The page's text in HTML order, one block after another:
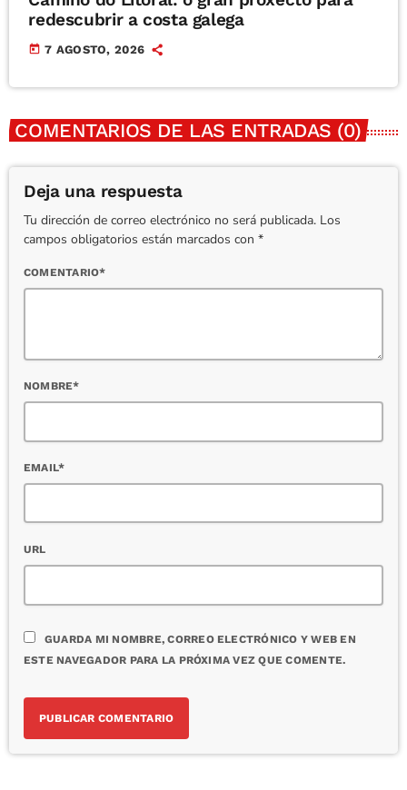
redescubrir a costa galega
today 7 AGOSTO, 2026
COMENTARIOS DE LAS ENTRADAS (0)
Deja una respuesta
Tu dirección de correo electrónico no será publicada. Los
campos obligatorios están marcados con *
COMENTARIO*
NOMBRE*
EMAIL*
URL
GUARDA MI NOMBRE, CORREO ELECTRÓNICO Y WEB EN
ESTE NAVEGADOR PARA LA PRÓXIMA VEZ QUE COMENTE.